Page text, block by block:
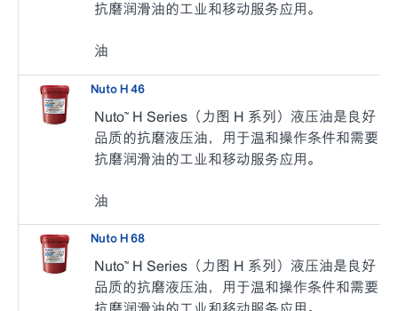
抗磨润滑油的工业和移动服务应用。
油
Nuto H 46
Nuto™ H Series（力图 H 系列）液压油是良好
品质的抗磨液压油，用于温和操作条件和需要
抗磨润滑油的工业和移动服务应用。
油
Nuto H 68
Nuto™ H Series（力图 H 系列）液压油是良好
品质的抗磨液压油，用于温和操作条件和需要